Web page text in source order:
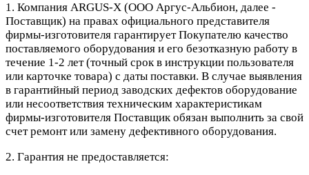
1. Компания ARGUS-X (ООО Аргус-Альбион, далее -
Поставщик) на правах официального представителя
фирмы-изготовителя гарантирует Покупателю качество
поставляемого оборудования и его безотказную работу в
течение 1-2 лет (точный срок в инструкции пользователя
или карточке товара) с даты поставки. В случае выявления
в гарантийный период заводских дефектов оборудование
или несоответствия техническим характеристикам
фирмы-изготовителя Поставщик обязан выполнить за свой
счет ремонт или замену дефективного оборудования.
2. Гарантия не предоставляется: